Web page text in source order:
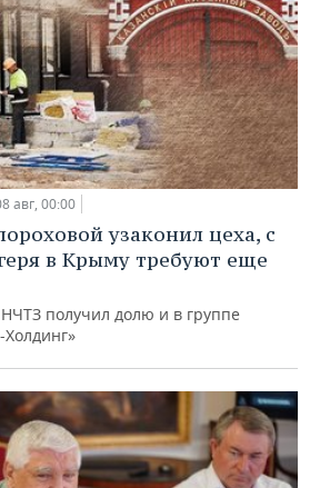
авг, 00:00
узаконил цеха, с
в Крыму требуют еще
получил долю и в группе